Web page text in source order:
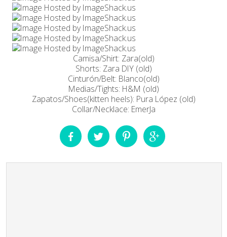
Camisa/Shirt: Zara(old)
Shorts: Zara DIY (old)
Cinturón/Belt: Blanco(old)
Medias/Tights: H&M (old)
Zapatos/Shoes(kitten heels): Pura López (old)
Collar/Necklace: EmerJa